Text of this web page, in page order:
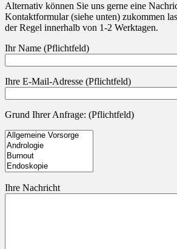
Alternativ können Sie uns gerne eine
Kontaktformular (siehe unten) zukommen
der Regel innerhalb von 1-2 Werktagen.
Ihr Name (Pflichtfeld)
Ihre E-Mail-Adresse (Pflichtfeld)
Grund Ihrer Anfrage: (Pflichtfeld)
Ihre Nachricht